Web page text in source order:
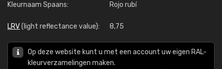
Kleurnaam Spaans:
Rojo rubí
LRV(light reflectance value): 8,75
Op deze website kunt u met een account uw eigen RAL-
kleurverzamelingen maken.